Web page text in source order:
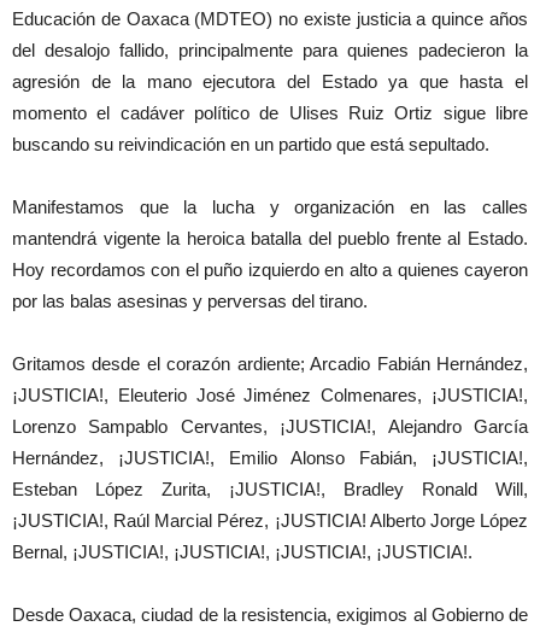
Educación de Oaxaca (MDTEO) no existe justicia a quince años
del desalojo fallido, principalmente para quienes padecieron la
agresión de la mano ejecutora del Estado ya que hasta el
momento el cadáver político de Ulises Ruiz Ortiz sigue libre
buscando su reivindicación en un partido que está sepultado.
Manifestamos que la lucha y organización en las calles
mantendrá vigente la heroica batalla del pueblo frente al Estado.
Hoy recordamos con el puño izquierdo en alto a quienes cayeron
por las balas asesinas y perversas del tirano.
Gritamos desde el corazón ardiente; Arcadio Fabián Hernández,
¡JUSTICIA!, Eleuterio José Jiménez Colmenares, ¡JUSTICIA!,
Lorenzo Sampablo Cervantes, ¡JUSTICIA!, Alejandro García
Hernández, ¡JUSTICIA!, Emilio Alonso Fabián, ¡JUSTICIA!,
Esteban López Zurita, ¡JUSTICIA!, Bradley Ronald Will,
¡JUSTICIA!, Raúl Marcial Pérez, ¡JUSTICIA! Alberto Jorge López
Bernal, ¡JUSTICIA!, ¡JUSTICIA!, ¡JUSTICIA!, ¡JUSTICIA!.
Desde Oaxaca, ciudad de la resistencia, exigimos al Gobierno de